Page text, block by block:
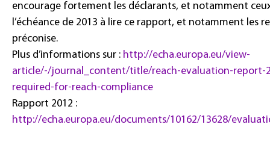
encourage fortement les déclarants, et notamment
l’échéance de 2013 à lire ce rapport, et notamment les
préconise.
Plus d’informations sur : http://echa.europa.eu/view-
article/-/journal_content/title/reach-evaluation-report-
required-for-reach-compliance
Rapport 2012 :
http://echa.europa.eu/documents/10162/13628/